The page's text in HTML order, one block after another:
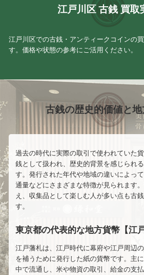
江戸川区 古銭 買取
江戸川区での古銭・アンティークコインの
す。価格や状態の参考にご活用ください。
古銭の歴史的価値と
過去の時代に実際の取引で使われていた
銭として扱われ、歴史的背景を感じられ
す。発行された年代や地域の違いによっ
通量などにさまざまな特徴が見られます
え、収集品として楽しむ人が多い点も古
す。
東京都の代表的な地方貨幣【江戸
江戸藩札は、江戸時代に幕府や江戸周辺
を補うために発行した紙の貨幣です。主
中で流通し、米や物資の取引、給金の支